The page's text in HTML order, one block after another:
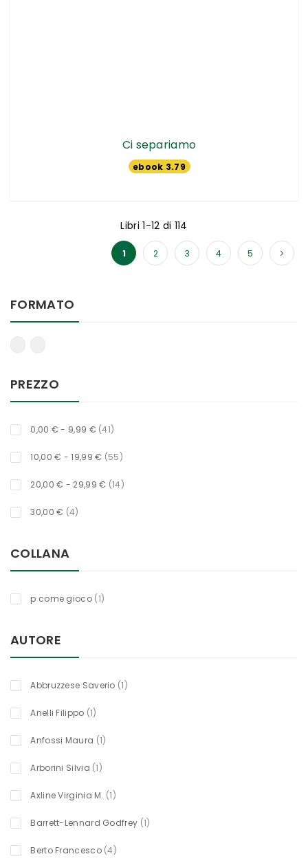
Ci separiamo
ebook 3.79
Libri1-12 di 114
Attualmente stai leggendo la pagina
1
Pagina
2
Pagina
3
Pagina
4
Pagina
5
FORMATO
PREZZO
0,00 € - 9,99 € 41oggetti
10,00 € -19,99 € 55oggetti
20,00 € - 29,99 € 14oggetti
30,00 € 4oggetti
COLLANA
p come gioco 1titolo
AUTORE
Abbruzzese Saverio 1titolo
Anelli Filippo 1titolo
Anfossi Maura 1titolo
Arborini Silvia 1titolo
Axline Virginia M. 1titolo
Barrett-Lennard Godfrey 1titolo
Berto Francesco 4oggetti